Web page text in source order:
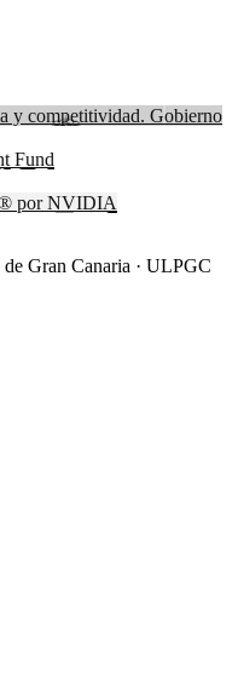
y competitividad. Gobierno
Fund
por NVIDIA
Gran Canaria · ULPGC